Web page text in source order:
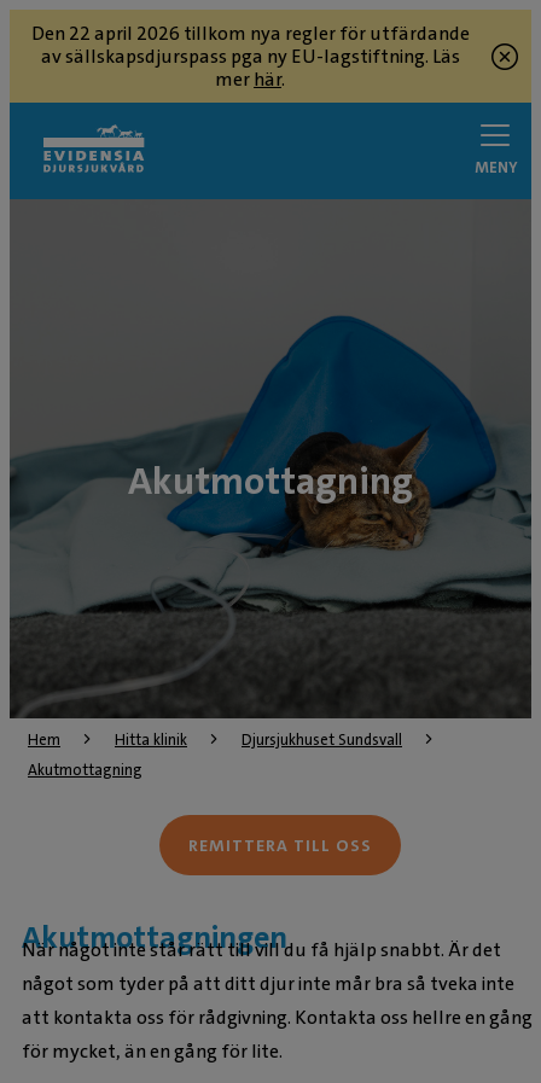
Den 22 april 2026 tillkom nya regler för utfärdande
av sällskapsdjurspass pga ny EU-lagstiftning. Läs
merhär.
MENY
Akutmottagning
Hem Hitta klinik
Djursjukhuset Sundsvall
Akutmottagning
Akutmottagningen
När något inte står rätt till vill du få hjälp snabbt. Är det
något som tyder på att ditt djur inte mår bra så tveka inte
att kontakta oss för rådgivning. Kontakta oss hellre en gång
för mycket, än en gång för lite.
REMITTERA TILL OSS